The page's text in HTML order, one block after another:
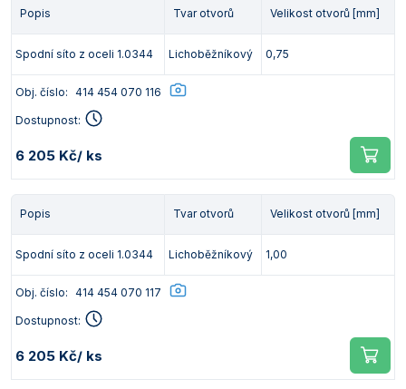
Popis Tvar otvorů Velikost otvorů [mm]
Spodní síto z oceli 1.0344 Lichoběžníkový 0,75
Obj. číslo: 414 454 070 116
Dostupnost:
6 205 Kč/ ks
Popis Tvar otvorů Velikost otvorů [mm]
Spodní síto z oceli 1.0344 Lichoběžníkový 1,00
Obj. číslo: 414 454 070 117
Dostupnost:
6 205 Kč/ ks